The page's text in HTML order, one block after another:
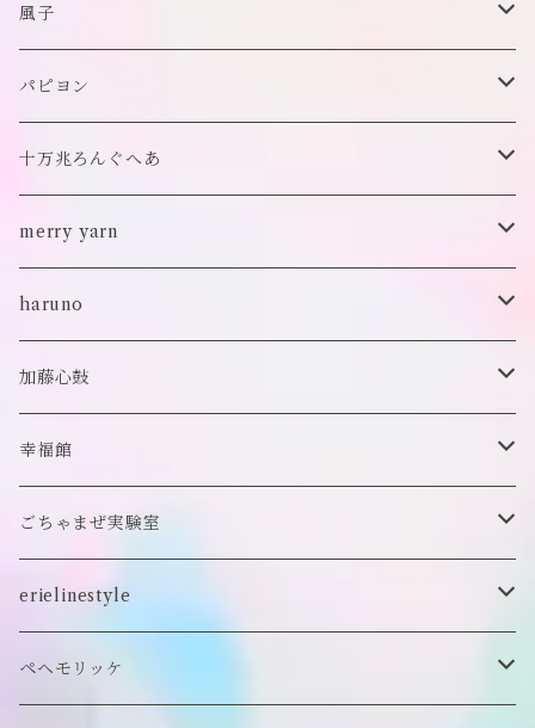
チョーカー/ネックレス
バッグ
バブーシュカ
ポンチョ
bag/巾着
パンツ
ヘアアクセサリー
雑貨
キッズ
bag/巾着
ピアス/イヤリング
イヤカフ
チョーカー
ヘアバレッタ
付け襟
カードケース
ピアス/イヤリング
ブローチ
刺繍キャップ
ロンT
Tシャツ
キーホルダー
ぬいぐるみ
クッション
ワンピース
トップス
アウター
パンツ
スカート
シューズ/サンダル
セットアップ
風子
ぬいぐるみ
刺繍ポーチ
ブローチ
パピヨン
ぬいぐるみ
ぬいぐるみブローチ
ぬいぐるみリング
ぬいぐるみ鏡
ぬいぐるみキーホルダー
ぬいぐるみマフラー
ステッカー
ぬいぐるみヘアピン
十万兆ろんぐへあ
ブローチ
マフラー
merry yarn
帽子
haruno
ヘアゴム
靴下
キーホルダー
加藤心鼓
ロンT
幸福館
トレーナー
ロンT
CAP
ごちゃまぜ実験室
バッグ
アクセサリー
erielinestyle
ピアス/イヤリング
ペヘモリッケ